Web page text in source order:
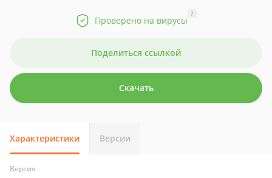
Проверено на вирусы
?
Поделиться ссылкой
Скачать
Характеристики Версии
Версия